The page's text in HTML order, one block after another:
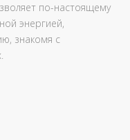
по-настоящему
энергией,
знакомя с